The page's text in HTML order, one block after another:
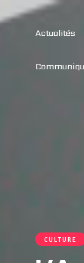
Actualités
CULTURE